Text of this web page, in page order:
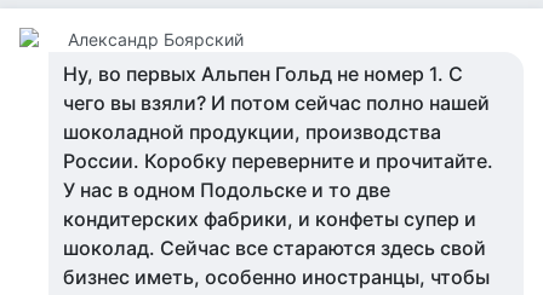
Александр Боярский
Ну, во первых Альпен Гольд не номер 1. С
чего вы взяли? И потом сейчас полно нашей
шоколадной продукции, производства
России. Коробку переверните и прочитайте.
У нас в одном Подольске и то две
кондитерских фабрики, и конфеты супер и
шоколад. Сейчас все стараются здесь свой
бизнес иметь, особенно иностранцы, чтобы